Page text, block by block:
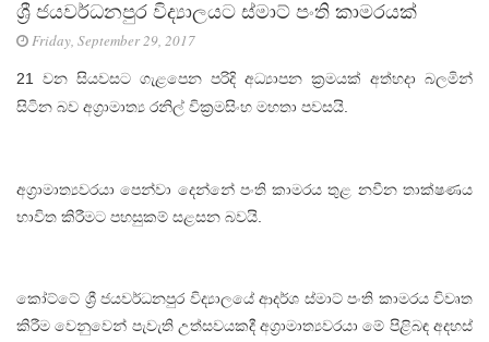
ශ්‍රී ජයවර්ධනපුර විද්‍යාලයට ස්මාට් පංති කාමරයක්
Friday, September 29, 2017
21 වන සියවසට ගැළපෙන පරිදි අධ්‍යාපන ක්‍රමයක් අත්හදා බලමින්
සිටින බව අග්‍රාමාත්‍ය රනිල් වික්‍රමසිංහ මහතා පවසයි.
අග්‍රාමාත්‍යවරයා පෙන්වා දෙන්නේ පංති කාමරය තුළ නවීන තාක්ෂණය
භාවිත කිරීමට පහසුකම් සළසන බවයි.
කෝට්ටේ ශ්‍රී ජයවර්ධනපුර විද්‍යාලයේ ආදර්ශ ස්මාට් පංති කාමරය විවෘත
කිරීම වෙනුවෙන් පැවැති උත්සවයකදී අග්‍රාමාත්‍යවරයා මේ පිළිබඳ අදහස්